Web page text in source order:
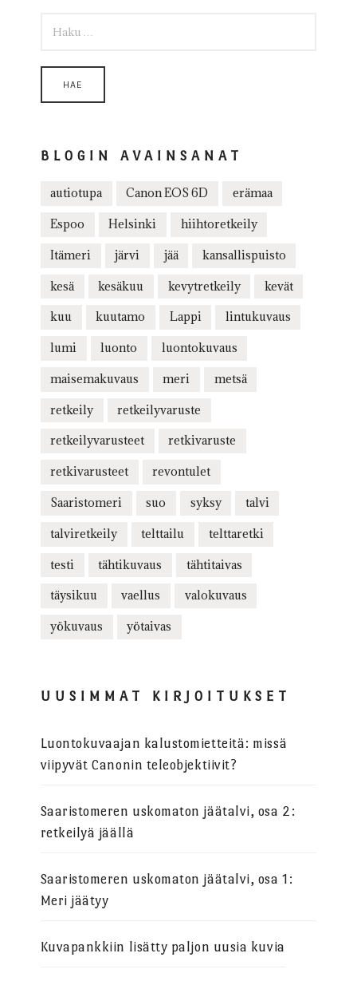
BLOGIN AVAINSANAT
autiotupa Canon EOS 6D erämaa
Espoo Helsinki hiihtoretkeily
Itämeri järvi jää kansallispuisto
kesä kesäkuu kevytretkeily kevät
kuu kuutamo Lappi lintukuvaus
lumi luonto luontokuvaus
maisemakuvaus meri metsä
retkeily retkeilyvaruste
retkeilyvarusteet retkivaruste
retkivarusteet revontulet
Saaristomeri suo syksy talvi
talviretkeily telttailu telttaretki
testi tähtikuvaus tähtitaivas
täysikuu vaellus valokuvaus
yökuvaus yötaivas
UUSIMMAT KIRJOITUKSET
Luontokuvaajan kalustomietteitä: missä
viipyvät Canonin teleobjektiivit?
Saaristomeren uskomaton jäätalvi, osa 2:
retkeilyä jäällä
Saaristomeren uskomaton jäätalvi, osa 1:
Meri jäätyy
Kuvapankkiin lisätty paljon uusia kuvia